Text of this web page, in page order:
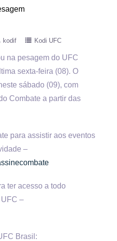
kodif Kodi UFC
na pesagem do UFC
sexta-feira (08). O
sábado (09), com
Combate a partir das
para assistir aos eventos
–
ter acesso a todo
–
Brasil: